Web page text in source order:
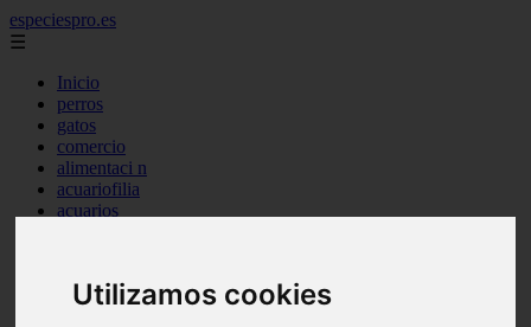
Utilizamos cookies
especiespro.es
☰
Inicio
perros
gatos
comercio
alimentaci n
acuariofilia
acuarios
mantenimiento